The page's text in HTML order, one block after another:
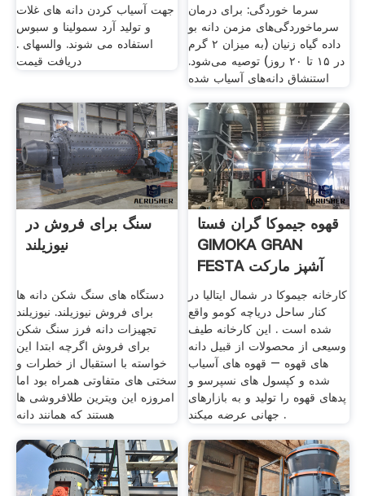
جهت آسیاب کردن دانه های غلات
و تولید آرد سمولینا و سبوس
استفاده می شوند. والسهای .
دریافت قیمت
سرما خوردگی: برای درمان
سرماخوردگی‌های مزمن دانه بو
داده گیاه زنیان (به میزان ۲ گرم
در ۱۵ تا ۲۰ روز) توصیه می‌شود.
استنشاق دانه‌های آسیاب شده
سنگ برای فروش در
نیوزیلند
دستگاه های سنگ شکن دانه ها
برای فروش نیوزیلند. نیوزیلند
تجهیزات دانه فرز سنگ شکن
برای فروش اگرچه ابتدا این
خواسته با استقبال از خطرات و
سختی های متفاوتی همراه بود اما
امروزه این ویترین طلافروشی ها
هستند که همانند دانه
قهوه جیموکا گران فستا
GIMOKA GRAN
FESTA آشپز مارکت
کارخانه جیموکا در شمال ایتالیا در
کنار ساحل دریاچه کومو واقع
شده است . این کارخانه طیف
وسیعی از محصولات از قبیل دانه
های قهوه – قهوه های آسیاب
شده و کپسول های نسپرسو و
پدهای قهوه را تولید و به بازارهای
جهانی عرضه میکند .